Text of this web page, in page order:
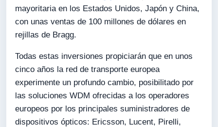
mayoritaria en los Estados Unidos, Japón y China,
con unas ventas de 100 millones de dólares en
rejillas de Bragg.
Todas estas inversiones propiciarán que en unos
cinco años la red de transporte europea
experimente un profundo cambio, posibilitado por
las soluciones WDM ofrecidas a los operadores
europeos por los principales suministradores de
dispositivos ópticos: Ericsson, Lucent, Pirelli,